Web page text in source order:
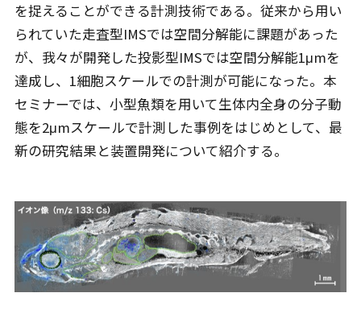
を捉えることができる計測技術である。従来から用い
られていた走査型IMSでは空間分解能に課題があった
が、我々が開発した投影型IMSでは空間分解能1μmを
達成し、1細胞スケールでの計測が可能になった。本
セミナーでは、小型魚類を用いて生体内全身の分子動
態を2μmスケールで計測した事例をはじめとして、最
新の研究結果と装置開発について紹介する。